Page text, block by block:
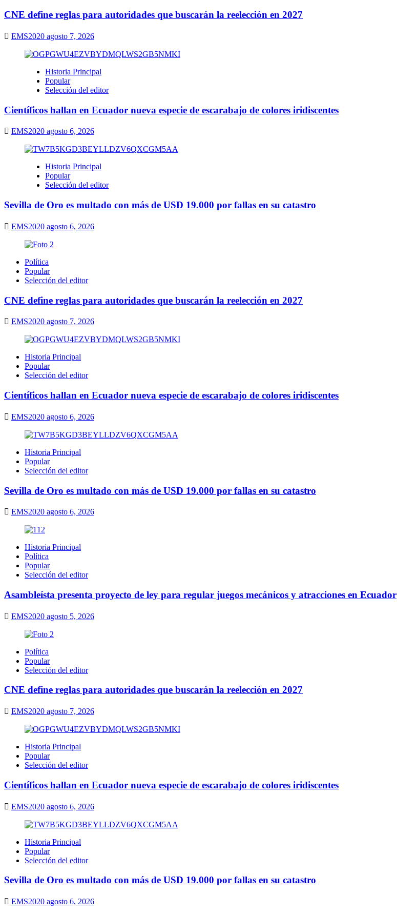
CNE define reglas para autoridades que buscarán la reelección en 2027
EMS2020 agosto 7, 2026
Historia Principal
Popular
Selección del editor
Científicos hallan en Ecuador nueva especie de escarabajo de colores iridiscentes
EMS2020 agosto 6, 2026
Historia Principal
Popular
Selección del editor
Sevilla de Oro es multado con más de USD 19.000 por fallas en su catastro
EMS2020 agosto 6, 2026
Política
Popular
Selección del editor
CNE define reglas para autoridades que buscarán la reelección en 2027
EMS2020 agosto 7, 2026
Historia Principal
Popular
Selección del editor
Científicos hallan en Ecuador nueva especie de escarabajo de colores iridiscentes
EMS2020 agosto 6, 2026
Historia Principal
Popular
Selección del editor
Sevilla de Oro es multado con más de USD 19.000 por fallas en su catastro
EMS2020 agosto 6, 2026
Historia Principal
Política
Popular
Selección del editor
Asambleísta presenta proyecto de ley para regular juegos mecánicos y atracciones en Ecuador
EMS2020 agosto 5, 2026
Política
Popular
Selección del editor
CNE define reglas para autoridades que buscarán la reelección en 2027
EMS2020 agosto 7, 2026
Historia Principal
Popular
Selección del editor
Científicos hallan en Ecuador nueva especie de escarabajo de colores iridiscentes
EMS2020 agosto 6, 2026
Historia Principal
Popular
Selección del editor
Sevilla de Oro es multado con más de USD 19.000 por fallas en su catastro
EMS2020 agosto 6, 2026